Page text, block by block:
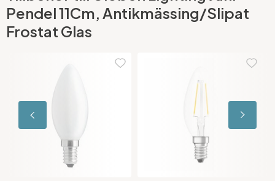
Pendel 11Cm, Antikmässing/Slipat
Frostat Glas